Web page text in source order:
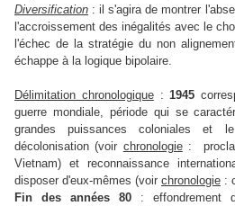
Diversification : il s'agira de montrer
l'accroissement des inégalités avec le
l'échec de la stratégie du non
échappe à la logique bipolaire.
Délimitation chronologique:1945
guerre mondiale, période qui se
grandes puissances coloniales et
décolonisation (voir chronologie:
Vietnam) et reconnaissance
disposer d'eux-mêmes (voir chronologie :
Fin des années 80 : effondrement